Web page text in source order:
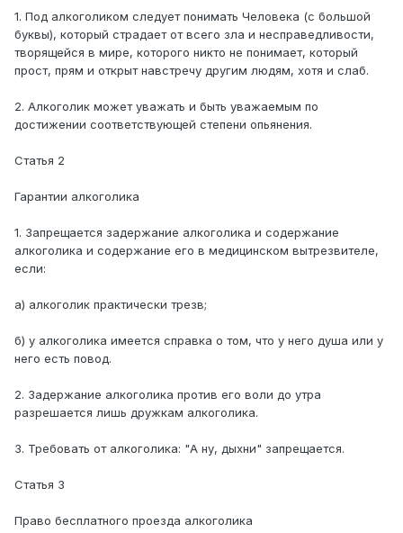
1. Под алкоголиком следует понимать Человека (с большой
буквы), который страдает от всего зла и несправедливости,
творящейся в мире, которого никто не понимает, который
прост, прям и открыт навстречу другим людям, хотя и слаб.
2. Алкоголик может уважать и быть уважаемым по
достижении соответствующей степени опьянения.
Статья 2
Гарантии алкоголика
1. Запрещается задержание алкоголика и содержание
алкоголика и содержание его в медицинском вытрезвителе,
если:
а) алкоголик практически трезв;
б) у алкоголика имеется справка о том, что у него душа или у
него есть повод.
2. Задержание алкоголика против его воли до утра
разрешается лишь дружкам алкоголика.
3. Требовать от алкоголика: "А ну, дыхни" запрещается.
Статья 3
Право бесплатного проезда алкоголика